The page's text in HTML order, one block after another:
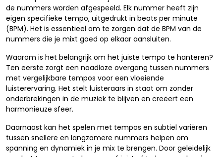
de nummers worden afgespeeld. Elk nummer heeft zijn
eigen specifieke tempo, uitgedrukt in beats per minute
(BPM). Het is essentieel om te zorgen dat de BPM van de
nummers die je mixt goed op elkaar aansluiten.
Waarom is het belangrijk om het juiste tempo te hanteren?
Ten eerste zorgt een naadloze overgang tussen nummers
met vergelijkbare tempos voor een vloeiende
luisterervaring. Het stelt luisteraars in staat om zonder
onderbrekingen in de muziek te blijven en creëert een
harmonieuze sfeer.
Daarnaast kan het spelen met tempos en subtiel variëren
tussen snellere en langzamere nummers helpen om
spanning en dynamiek in je mix te brengen. Door geleidelijk